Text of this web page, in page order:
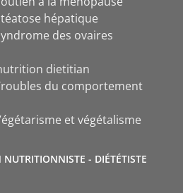
hépatique
des ovaires
dietitian
du comportement
et végétalisme
- DIÉTÉTISTE